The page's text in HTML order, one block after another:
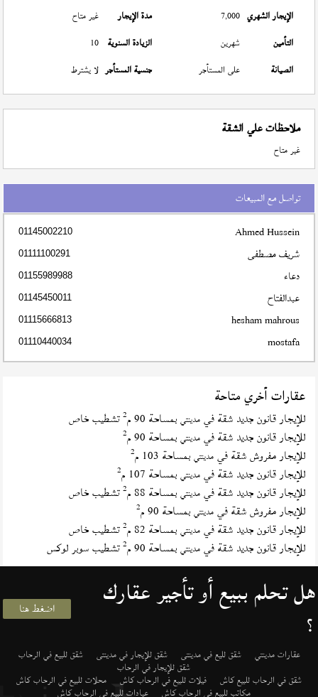
الإيجار الشهري 7,000 مدة الإيجار
غير متاح
التأمين
شهرين الزيادة السنوية 10
الصيانة
على المستأجر جنسية المستأجر لا يشترط
ملاحظات علي الشقة
غير متاح
تواصل مع المبيعات
Ahmed Hussein
01145002210
شريف مصطفى 01111100291
دعاء 01155989988
عبدالفتاح 01145450011
hesham mahrous
01115666813
mostafa
01110440034
عقارات أخري متاحة
للإيجار قانون جديد شقة فيمدينتي بمساحة 90 م 2تشطيب خاص
للإيجار قانون جديد شقة فيمدينتي بمساحة 90 م 2
للإيجار مفروش شقة فيمدينتي بمساحة 103 م 2
للإيجار قانون جديد شقة فيمدينتي بمساحة 107 م 2
للإيجار قانون جديد شقة فيمدينتي بمساحة 88 م 2تشطيب خاص
للإيجار مفروش شقة فيمدينتي بمساحة 90 م 2
للإيجار قانون جديد شقة فيمدينتي بمساحة 82 م 2تشطيب خاص
للإيجار قانون جديد شقة فيمدينتي بمساحة 90 م 2تشطيب سوبر لوكس
هل تحلم ببيع أو تأجير عقارك
؟ اضغط هنا
عقارات مدينتي شقق لليع في مدينتى شقق للإيجار في مدينتى شقق للبيع في الرحاب
شقق للإيجار في الرحاب
شقق في الرحاب للبيع كاش فيلات للبيع في الرحاب كاش محلات للبيع في الرحاب كاش
مكاتب للبيع في الرحاب كاش عيادات للبيع في الرحاب كاش